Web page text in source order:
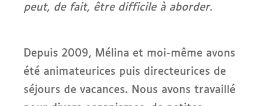
peut, de fait, être difficile à aborder.
Depuis 2009, Mélina et moi-même avons
été animateurices puis directeurices de
séjours de vacances. Nous avons travaillé